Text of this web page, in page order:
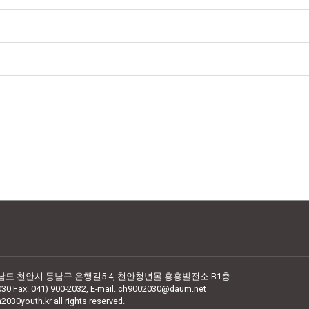
도 천안시 동남구 은행길5-4, 천안청년몰 흥흥발전소 B1층
Fax. 041) 900-2032, E-mail. ch9002030@daum.net
all rights reserved.